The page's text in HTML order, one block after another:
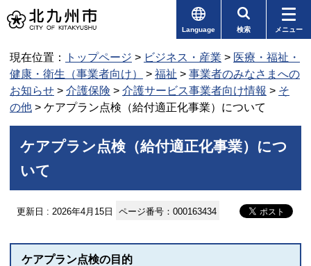
Language 検索 メニュー
現在位置： トップページ > ビジネス・産業 > 医療・福祉・
健康・衛生（事業者向け）
> 福祉 > 事業者のみなさまへの
お知らせ > 介護保険 > 介護サービス事業者向け情報 > そ
の他 > ケアプラン点検（給付適正化事業）について
ケアプラン点検（給付適正化事業）につ
いて
更新日 : 2026年4月15日 ページ番号：000163434
ケアプラン点検の目的